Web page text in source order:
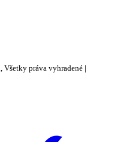
Všetky práva vyhradené |